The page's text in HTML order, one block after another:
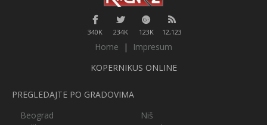
340K 234K 123K 12,123
Home |
Impresum
KOPERNIKUS ONLINE
PREGLEDAJTE PO GRADOVIMA
Beograd
Niš